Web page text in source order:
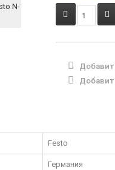
Festo
Германия